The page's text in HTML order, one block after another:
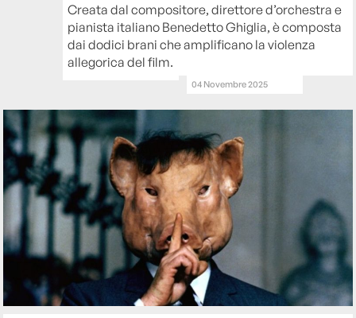
Creata dal compositore, direttore d’orchestra e
pianista italiano Benedetto Ghiglia, è composta
dai dodici brani che amplificano la violenza
allegorica del film.
04 Novembre 2025